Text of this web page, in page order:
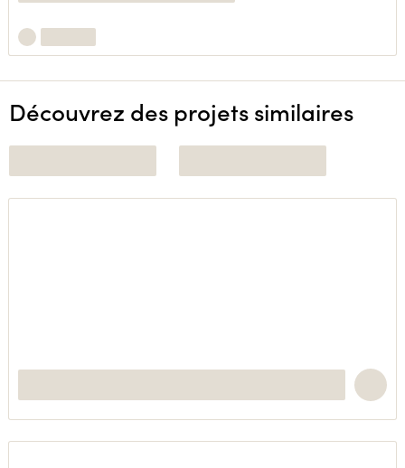
Découvrez des projets similaires